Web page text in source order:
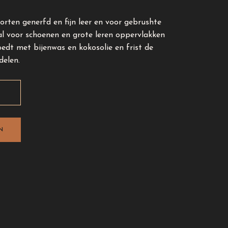
generfd en fijn leer en voor gebrushte
voor schoenen en grote leren oppervlakken
met bijenwas en kokosolie en frist de